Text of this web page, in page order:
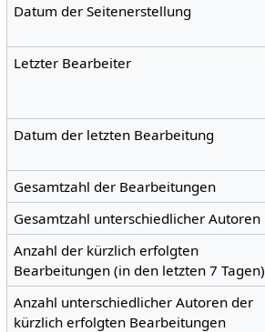
Datum der Seitenerstellung
Letzter Bearbeiter
Datum der letzten Bearbeitung
Gesamtzahl der Bearbeitungen
Gesamtzahl unterschiedlicher Autoren
Anzahl der kürzlich erfolgten
Bearbeitungen (in den letzten 7 Tagen)
Anzahl unterschiedlicher Autoren der
kürzlich erfolgten Bearbeitungen